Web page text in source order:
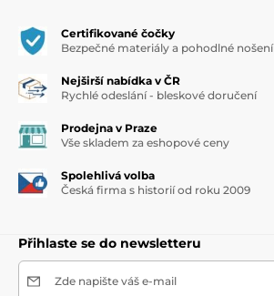
Certifikované čočky
Bezpečné materiály a pohodlné nošení
Nejširší nabídka v ČR
Rychlé odeslání - bleskové doručení
Prodejna v Praze
Vše skladem za eshopové ceny
Spolehlivá volba
Česká firma s historií od roku 2009
Přihlaste se do newsletteru
Zde napište váš e-mail